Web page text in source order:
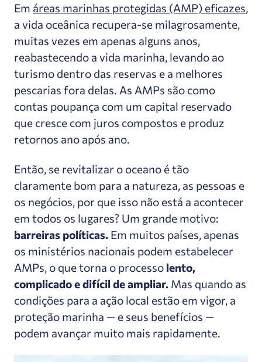
Em áreas marinhas protegidas (AMP) eficazes,
a vida oceânica recupera-se milagrosamente,
muitas vezes em apenas alguns anos,
reabastecendo a vida marinha, levando ao
turismo dentro das reservas e a melhores
pescarias fora delas. As AMPs são como
contas poupança com um capital reservado
que cresce com juros compostos e produz
retornos ano após ano.
Então, se revitalizar o oceano é tão
claramente bom para a natureza, as pessoas e
os negócios, por que isso não está a acontecer
em todos os lugares? Um grande motivo:
barreiras políticas.Em muitos países, apenas
os ministérios nacionais podem estabelecer
AMPs, o que torna o processo lento,
complicado e difícil de ampliar. Mas quando as
condições para a ação local estão em vigor, a
proteção marinha — e seus benefícios —
podem avançar muito mais rapidamente.